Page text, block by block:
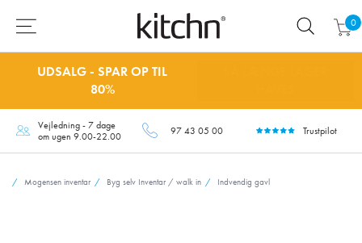
0
UDSALG - SPAR OP TIL
80%
Vejledning - 7 dage
om ugen 9.00-22.00
97 43 05 00 Trustpilot
Mogensen inventar Byg selv Inventar / walk in Indvendig gavl